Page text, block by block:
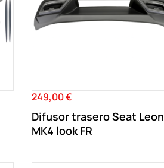
Precio
249,00 €
Difusor trasero Seat Leon
MK4 look FR